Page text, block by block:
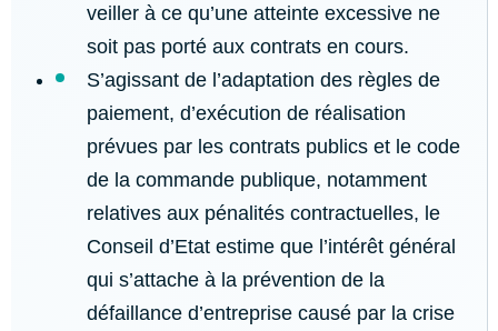
veiller à ce qu’une atteinte excessive ne
soit pas porté aux contrats en cours.
S’agissant de l’adaptation des règles de
paiement, d’exécution de réalisation
prévues par les contrats publics et le code
de la commande publique, notamment
relatives aux pénalités contractuelles, le
Conseil d’Etat estime que l’intérêt général
qui s’attache à la prévention de la
défaillance d’entreprise causé par la crise